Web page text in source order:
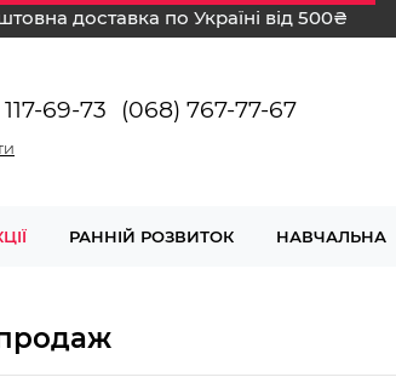
доставка по Україні від 500₴
69-73 (068) 767-77-67
РАННІЙ РОЗВИТОК НАВЧАЛЬНА